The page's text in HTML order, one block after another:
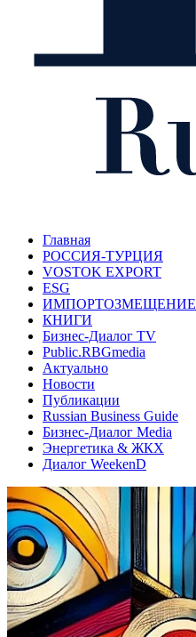
Главная
РОССИЯ-ТУРЦИЯ
VOSTOK EXPORT
ESG
ИМПОРТОЗМЕЩЕНИЕ
КНИГИ
Бизнес-Диалог TV
Public.RBGmedia
Актуально
Новости
Публикации
Russian Business Guide
Бизнес-Диалог Media
Энергетика & ЖКХ
Диалог WeekenD